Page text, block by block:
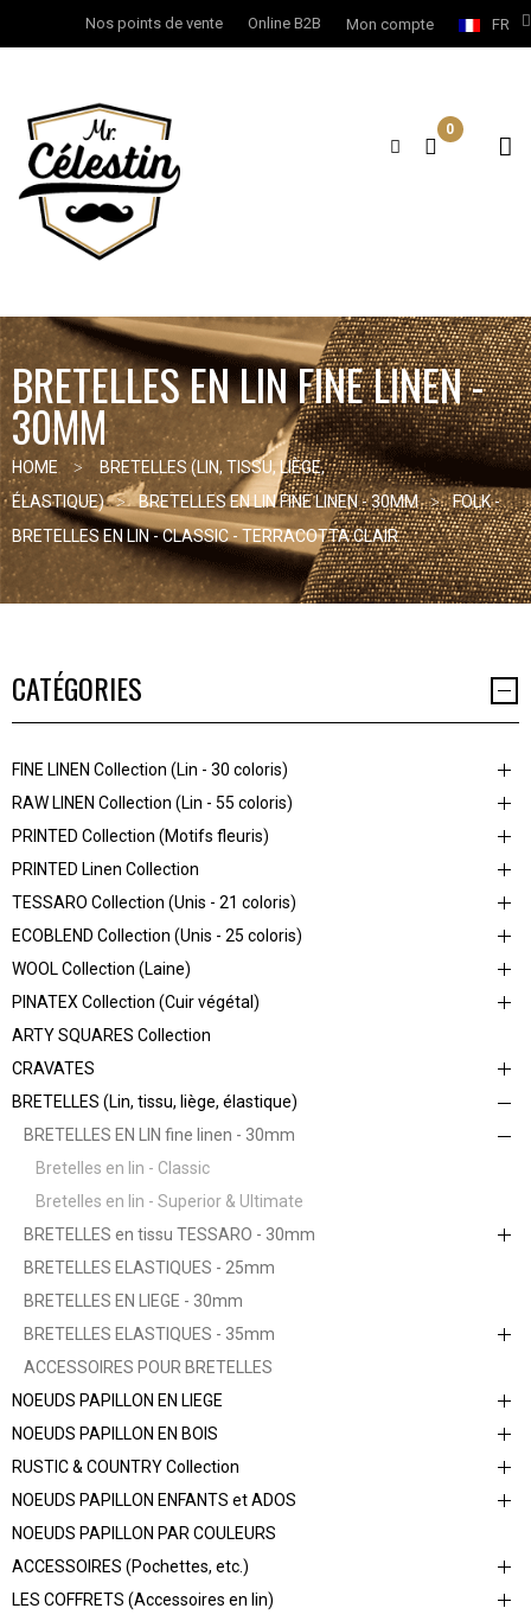
FR
Mon compte
Online B2B
Nos points de vente
0
BRETELLES EN LIN FINE LINEN -
30MM
HOME
BRETELLES (LIN, TISSU, LIÈGE,
ÉLASTIQUE)
BRETELLES EN LIN FINE LINEN - 30MM
FOLK -
BRETELLES EN LIN - CLASSIC - TERRACOTTA CLAIR
CATÉGORIES
FINE LINEN Collection (Lin - 30 coloris)
RAW LINEN Collection (Lin - 55 coloris)
PRINTED Collection (Motifs fleuris)
PRINTED Linen Collection
TESSARO Collection (Unis - 21 coloris)
ECOBLEND Collection (Unis - 25 coloris)
WOOL Collection (Laine)
PINATEX Collection (Cuir végétal)
ARTY SQUARES Collection
CRAVATES
BRETELLES (Lin, tissu, liège, élastique)
BRETELLES EN LIN fine linen - 30mm
Bretelles en lin - Classic
Bretelles en lin - Superior & Ultimate
BRETELLES en tissu TESSARO - 30mm
BRETELLES ELASTIQUES - 25mm
BRETELLES EN LIEGE - 30mm
BRETELLES ELASTIQUES - 35mm
ACCESSOIRES POUR BRETELLES
NOEUDS PAPILLON EN LIEGE
NOEUDS PAPILLON EN BOIS
RUSTIC & COUNTRY Collection
NOEUDS PAPILLON ENFANTS et ADOS
NOEUDS PAPILLON PAR COULEURS
ACCESSOIRES (Pochettes, etc.)
LES COFFRETS (Accessoires en lin)